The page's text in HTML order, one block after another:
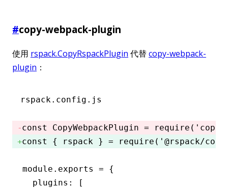
#copy-webpack-plugin
使用 rspack.CopyRspackPlugin 代替copy-webpack-
plugin ：
rspack.config.js
const CopyWebpackPlugin = require ( 'copy-
const
{ rspack } = require ( '@rspack/
module . exports = {
  plugins
:
[